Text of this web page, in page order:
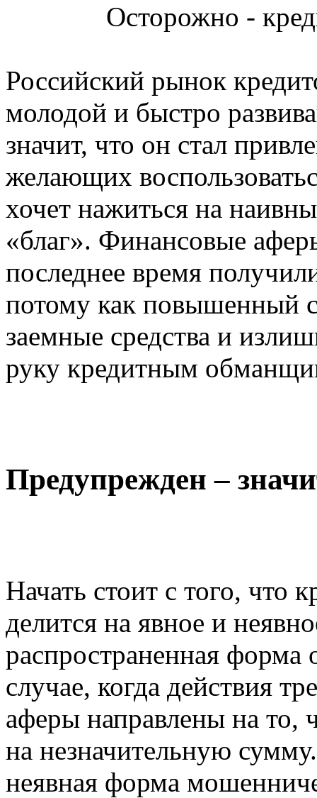
Осторожно -
Российский рынок
молодой и быстро
значит, что он стал
желающих
хочет нажиться на
«благ». Финансовые
последнее время
потому как повышенный
заемные средства и
руку кредитным
Предупрежден –
Начать стоит с того, что
делится на явное и
распространенная форма
случае, когда действия
аферы направлены на то,
на незначительную
неявная форма